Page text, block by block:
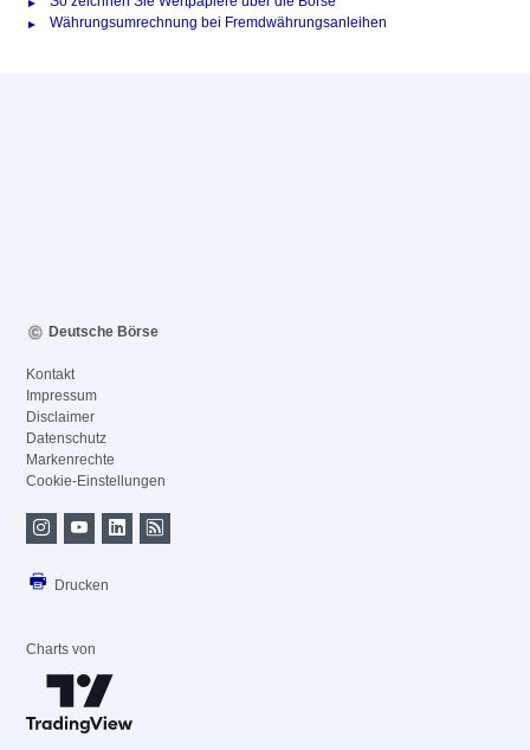
Währungsumrechnung bei Fremdwährungsanleihen
Deutsche Börse
Kontakt
Impressum
Disclaimer
Datenschutz
Markenrechte
Cookie-Einstellungen
Drucken
Charts von